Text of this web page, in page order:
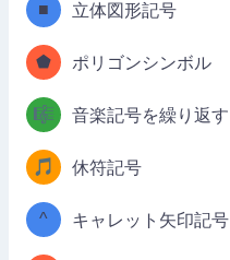
■ 立体図形記号
⬟ ポリゴンシンボル
🎼 音楽記号を繰り返す
🎵 休符記号
^ キャレット矢印記号